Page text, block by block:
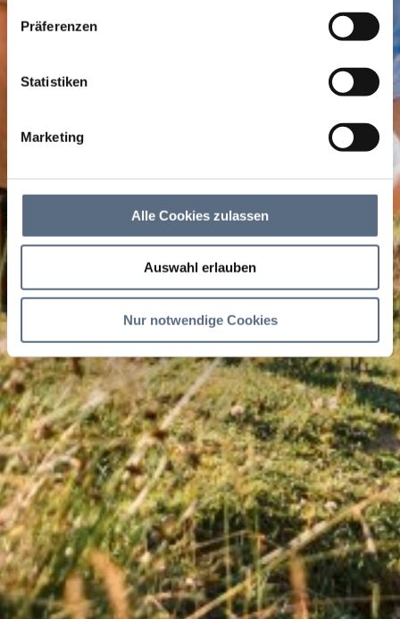
Präferenzen
Statistiken
Marketing
Alle Cookies zulassen
Auswahl erlauben
Nur notwendige Cookies